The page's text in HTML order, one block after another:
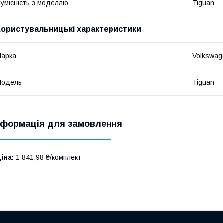
з моделлю Tiguan
характеристики
Tiguan
для замовлення
1 841,98 ₴/комплект